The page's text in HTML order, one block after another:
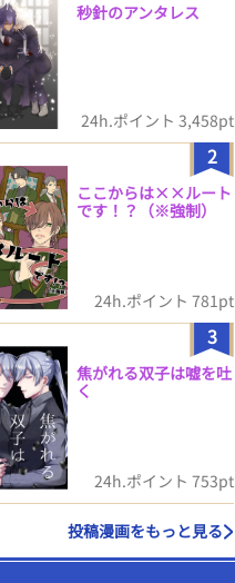
秒針のアンタレス
24h.ポイント 3,458pt
2
ここからは××ルート
です！？（※強制）
24h.ポイント 781pt
3
焦がれる双子は嘘を吐
く
24h.ポイント 753pt
投稿漫画をもっと見る